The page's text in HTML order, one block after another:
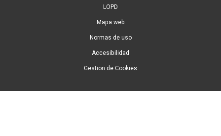
LOPD
Mapa web
Normas de uso
Accesibilidad
Gestion de Cookies